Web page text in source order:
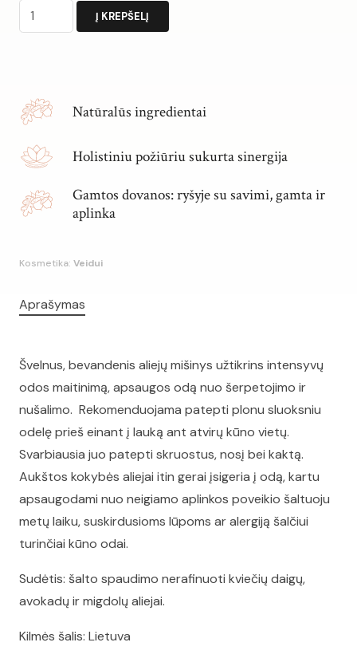
produkto
kiekis:
veidui
ŠALTUKAS
Į KREPŠELĮ
Natūralūs ingredientai
Holistiniu požiūriu sukurta sinergija
Gamtos dovanos: ryšyje su savimi, gamta ir
aplinka
Kosmetika: Veidui
Aprašymas
Švelnus, bevandenis aliejų mišinys užtikrins intensyvų
odos maitinimą, apsaugos odą nuo šerpetojimo ir
nušalimo. Rekomenduojama patepti plonu sluoksniu
odelę prieš einant į lauką ant atvirų kūno vietų.
Svarbiausia juo patepti skruostus, nosį bei kaktą.
Aukštos kokybės aliejai itin gerai įsigeria į odą, kartu
apsaugodami nuo neigiamo aplinkos poveikio šaltuoju
metų laiku, suskirdusioms lūpoms ar alergiją šalčiui
turinčiai kūno odai.
Sudėtis: šalto spaudimo nerafinuoti kviečių daigų,
avokadų ir migdolų aliejai.
Kilmės šalis: Lietuva